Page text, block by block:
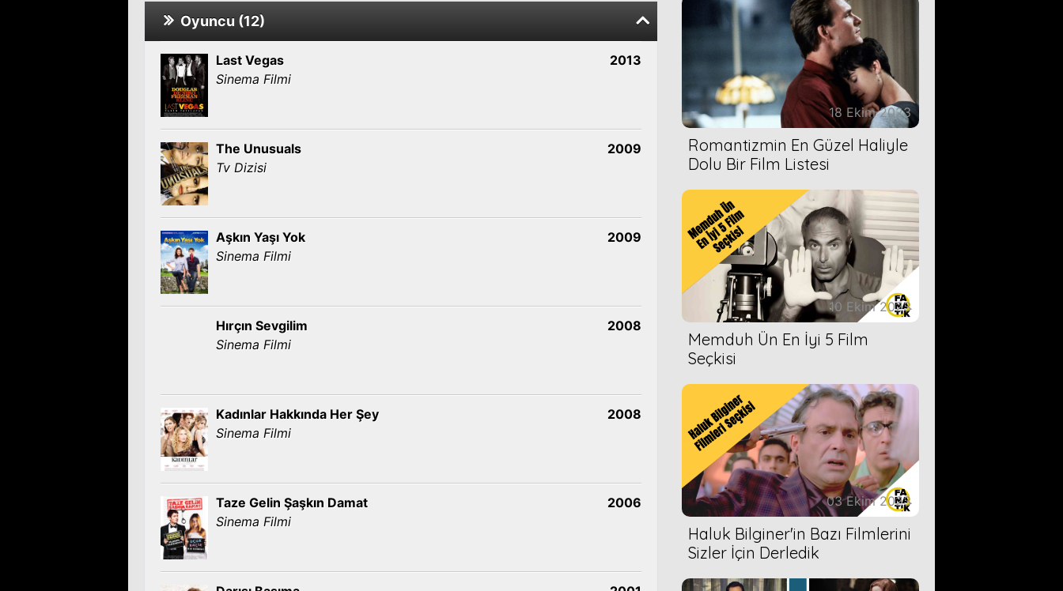
Oyuncu (12)
Last Vegas
Sinema Filmi
2013
The Unusuals
Tv Dizisi
2009
Aşkın Yaşı Yok
Sinema Filmi
2009
Hırçın Sevgilim
Sinema Filmi
2008
Kadınlar Hakkında Her Şey
Sinema Filmi
2008
Taze Gelin Şaşkın Damat
Sinema Filmi
2006
18 Ekim 2023
Romantizmin En Güzel Haliyle
Dolu Bir Film Listesi
10 Ekim 2023
Memduh Ün En İyi 5 Film
Seçkisi
03 Ekim 2023
Haluk Bilginer'in Bazı Filmlerini
Sizler İçin Derledik